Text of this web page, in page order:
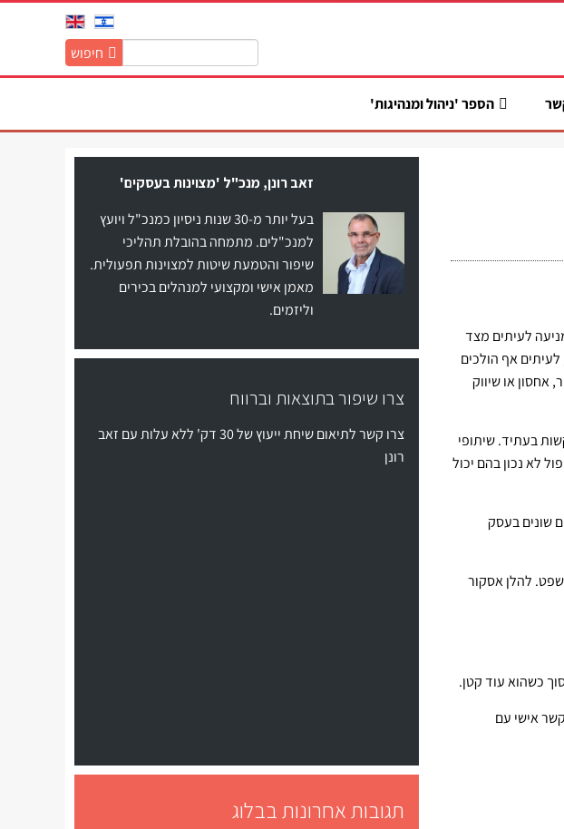
באתר:
חיפוש
הספר 'ניהול ומנהיגות'
לעיתים מצד
אף הולכים
אחסון או שיווק
בעתיד. שיתופי
לא נכון בהם יכול
שונים בעסק
להלן אסקור
כשהוא עוד קטן.
אישי עם
זאב רונן, מנכ"ל 'מצוינות בעסקים'
בעל יותר מ-30 שנות ניסיון כמנכ"ל ויועץ
למנכ"לים. מתמחה בהובלת תהליכי
שיפור והטמעת שיטות למצוינות תפעולית.
מאמן אישי ומקצועי למנהלים בכירים
וליזמים.
צרו שיפור בתוצאות וברווח
צרו קשר לתיאום שיחת ייעוץ של 30 דק' ללא עלות עם זאב
רונן
תגובות אחרונות בבלוג